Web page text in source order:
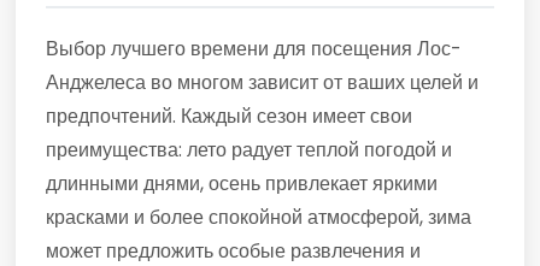
Выбор лучшего времени для посещения Лос-
Анджелеса во многом зависит от ваших целей и
предпочтений. Каждый сезон имеет свои
преимущества: лето радует теплой погодой и
длинными днями, осень привлекает яркими
красками и более спокойной атмосферой, зима
может предложить особые развлечения и